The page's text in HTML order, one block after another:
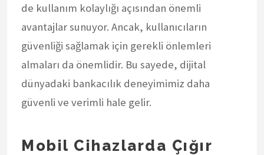
de kullanım kolaylığı açısından önemli
avantajlar sunuyor. Ancak, kullanıcıların
güvenliği sağlamak için gerekli önlemleri
almaları da önemlidir. Bu sayede, dijital
dünyadaki bankacılık deneyimimiz daha
güvenli ve verimli hale gelir.
Mobil Cihazlarda Çığır